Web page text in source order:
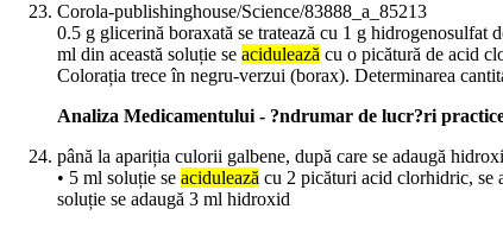
Corola-publishinghouse/Science/83888_a_85213
0.5 g glicerină boraxată se tratează cu 1 g hidrogenosulfat
ml din această soluție se acidulează cu o picătură de acid
Colorația trece în negru-verzui (borax). Determinarea
Analiza Medicamentului - ?ndrumar de lucr?ri
până la apariția culorii galbene, după care se adaugă
• 5 ml soluție se acidulează cu 2 picături acid clorhidric, se
soluție se adaugă 3 ml hidroxid